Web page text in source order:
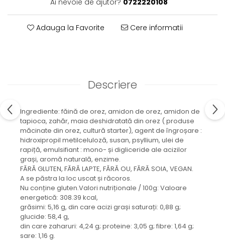
Ai nevoie de ajutor? 0722220108
Adauga la Favorite Cere informatii
Descriere
Ingrediente: făină de orez, amidon de orez, amidon de
tapioca, zahăr, maia deshidratată din orez ( produse
măcinate din orez, cultură starter), agent de îngroșare :
hidroxipropil metilceluloză, susan, psyllium, ulei de
rapiță, emulsifiant : mono- și digliceride ale acizilor
grași, aromă naturală, enzime.
FĂRĂ GLUTEN, FĂRĂ LAPTE, FĂRĂ OU, FĂRĂ SOIA, VEGAN.
A se păstra la loc uscat și răcoros.
Nu conține gluten.Valori nutriționale / 100g: Valoare
energetică: 308.39 kcal,
grăsimi: 5,16 g, din care acizi grași saturați: 0,88 g;
glucide: 58,4 g,
din care zaharuri: 4,24 g; proteine: 3,05 g; fibre: 1,64 g;
sare: 1,16 g.